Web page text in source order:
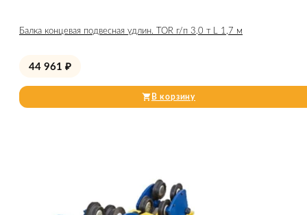
Балка концевая подвесная удлин. TOR г/п 3,0 т L 1,7 м
44 961 ₽
В корзину